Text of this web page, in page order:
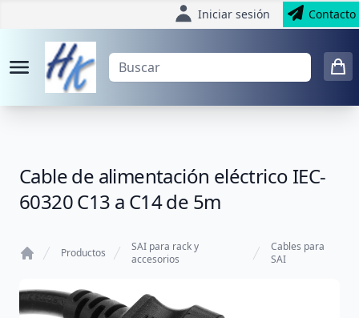
Iniciar sesión Contacto
Cable de alimentación eléctrico IEC-
60320 C13 a C14 de 5m
Productos
SAI para rack y
accesorios
Cables para
SAI